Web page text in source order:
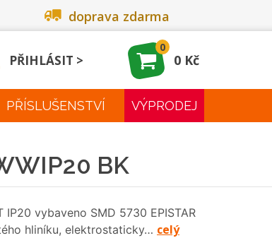
doprava zdarma
PŘIHLÁSIT
0
0 Kč
PŘÍSLUŠENSTVÍ VÝPRODEJ
BK
vybaveno SMD 5730 EPISTAR
hliníku, elektrostaticky… celý